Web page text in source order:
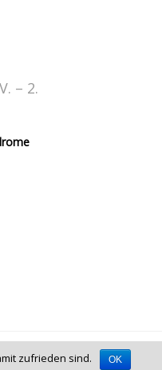
– 2.
Kurse Wir
zufrieden sind. OK